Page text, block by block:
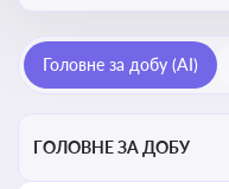
забезпечення рівних умов для
господарювання
Головне за добу (AI)
ГОЛОВНЕ ЗА ДОБУ